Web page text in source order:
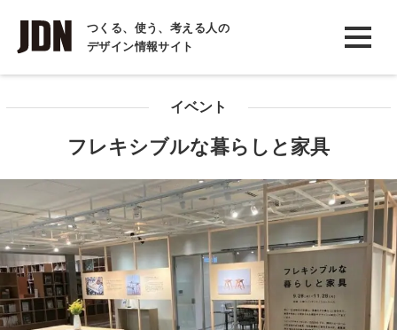
つくる、使う、考える人の
デザイン情報サイト
INTERVIEW
インタビュー
コラム
イベント
フレキシブルな暮らしと家具